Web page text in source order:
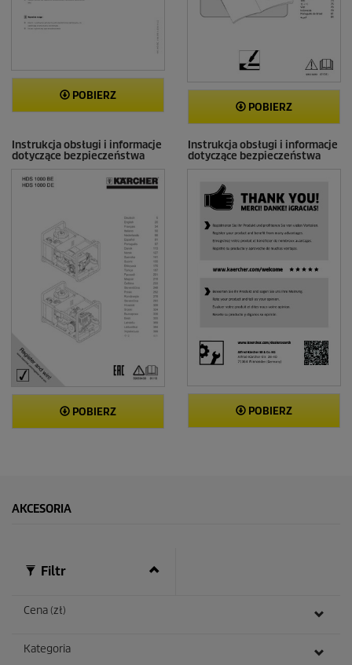
POBIERZ
POBIERZ
Instrukcja obsługi i informacje
dotyczące bezpieczeństwa
POBIERZ
Instrukcja obsługi i informacje
dotyczące bezpieczeństwa
POBIERZ
AKCESORIA
Filtr
Cena (zł)
Kategoria